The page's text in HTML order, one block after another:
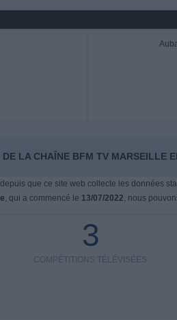
LA CHAÎNE BFM TV MARSEILLE
que ce site web collecte les données
, qui a commencé le 13/07/2022, nous
3
COMPÉTITIONS TÉLÉVISÉES